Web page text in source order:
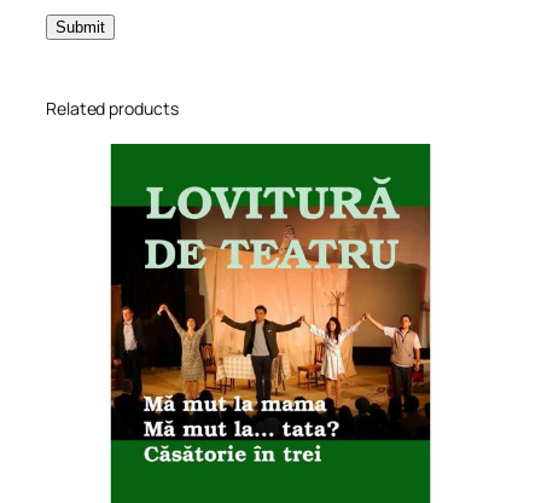
Related products